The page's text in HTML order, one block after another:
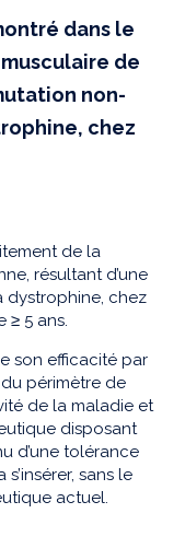
dans le
de
non-
chez
de la
résultant d’une
dystrophine, chez
≥ 5 ans.
son efficacité par
périmètre de
de la maladie et
disposant
d’une tolérance
sans le
actuel.